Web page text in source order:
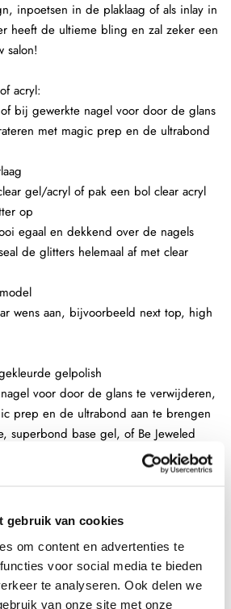
gebruik van cookies
om content en advertenties te
voor social media te bieden
te analyseren. Ook delen we
van onze site met onze
inpoetsen in de plaklaag of als inlay in
heeft de ultieme bling en zal zeker een
salon!
acryl:
bij gewerkte nagel voor door de glans
met magic prep en de ultrabond
gel/acryl of pak een bol clear acryl
op
egaal en dekkend over de nagels
de glitters helemaal af met clear
wens aan, bijvoorbeeld next top, high
gelpolish
voor door de glans te verwijderen,
prep en de ultrabond aan te brengen
superbond base gel, of Be Jeweled
wens, breng deze 2 dunne lagen aan
een kleine hoeveelheid glitters op en
in de lamp
de natuurlijke nagels Be Jeweled
high shine, glossy top of next